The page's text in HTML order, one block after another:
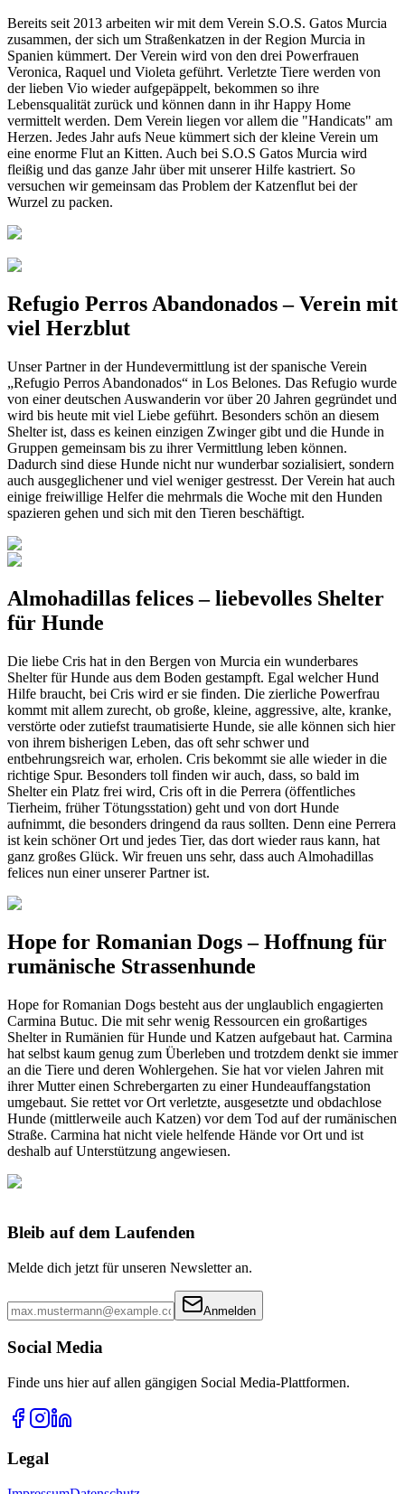
Bereits seit 2013 arbeiten wir mit dem Verein S.O.S. Gatos Murcia
zusammen, der sich um Straßenkatzen in der Region Murcia in
Spanien kümmert. Der Verein wird von den drei Powerfrauen
Veronica, Raquel und Violeta geführt. Verletzte Tiere werden von
der lieben Vio wieder aufgepäppelt, bekommen so ihre
Lebensqualität zurück und können dann in ihr Happy Home
vermittelt werden. Dem Verein liegen vor allem die "Handicats" am
Herzen. Jedes Jahr aufs Neue kümmert sich der kleine Verein um
eine enorme Flut an Kitten. Auch bei S.O.S Gatos Murcia wird
fleißig und das ganze Jahr über mit unserer Hilfe kastriert. So
versuchen wir gemeinsam das Problem der Katzenflut bei der
Wurzel zu packen.
Refugio Perros Abandonados – Verein mit
viel Herzblut
Unser Partner in der Hundevermittlung ist der spanische Verein
„Refugio Perros Abandonados“ in Los Belones. Das Refugio wurde
von einer deutschen Auswanderin vor über 20 Jahren gegründet und
wird bis heute mit viel Liebe geführt. Besonders schön an diesem
Shelter ist, dass es keinen einzigen Zwinger gibt und die Hunde in
Gruppen gemeinsam bis zu ihrer Vermittlung leben können.
Dadurch sind diese Hunde nicht nur wunderbar sozialisiert, sondern
auch ausgeglichener und viel weniger gestresst. Der Verein hat auch
einige freiwillige Helfer die mehrmals die Woche mit den Hunden
spazieren gehen und sich mit den Tieren beschäftigt.
Almohadillas felices – liebevolles Shelter
für Hunde
Die liebe Cris hat in den Bergen von Murcia ein wunderbares
Shelter für Hunde aus dem Boden gestampft. Egal welcher Hund
Hilfe braucht, bei Cris wird er sie finden. Die zierliche Powerfrau
kommt mit allem zurecht, ob große, kleine, aggressive, alte, kranke,
verstörte oder zutiefst traumatisierte Hunde, sie alle können sich hier
von ihrem bisherigen Leben, das oft sehr schwer und
entbehrungsreich war, erholen. Cris bekommt sie alle wieder in die
richtige Spur. Besonders toll finden wir auch, dass, so bald im
Shelter ein Platz frei wird, Cris oft in die Perrera (öffentliches
Tierheim, früher Tötungsstation) geht und von dort Hunde
aufnimmt, die besonders dringend da raus sollten. Denn eine Perrera
ist kein schöner Ort und jedes Tier, das dort wieder raus kann, hat
ganz großes Glück. Wir freuen uns sehr, dass auch Almohadillas
felices nun einer unserer Partner ist.
Hope for Romanian Dogs – Hoffnung für
rumänische Strassenhunde
Hope for Romanian Dogs besteht aus der unglaublich engagierten
Carmina Butuc. Die mit sehr wenig Ressourcen ein großartiges
Shelter in Rumänien für Hunde und Katzen aufgebaut hat. Carmina
hat selbst kaum genug zum Überleben und trotzdem denkt sie immer
an die Tiere und deren Wohlergehen. Sie hat vor vielen Jahren mit
ihrer Mutter einen Schrebergarten zu einer Hundeauffangstation
umgebaut. Sie rettet vor Ort verletzte, ausgesetzte und obdachlose
Hunde (mittlerweile auch Katzen) vor dem Tod auf der rumänischen
Straße. Carmina hat nicht viele helfende Hände vor Ort und ist
deshalb auf Unterstützung angewiesen.
Bleib auf dem Laufenden
Melde dich jetzt für unseren Newsletter an.
Anmelden
Social Media
Finde uns hier auf allen gängigen Social Media-Plattformen.
Legal